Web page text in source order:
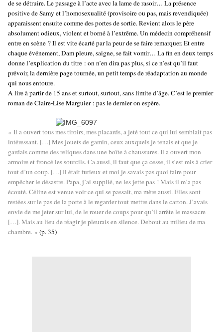
de se détruire. Le passage à l’acte avec la lame de rasoir… La présence
positive de Samy et l’homosexualité (provisoire ou pas, mais revendiquée)
apparaissent ensuite comme des portes de sortie. Revient alors le père
absolument odieux, violent et borné à l’extrême. Un médecin compréhensif
entre en scène ? Il est vite écarté par la peur de se faire remarquer. Et entre
chaque événement, Dam pleure, saigne, se fait vomir… La fin en deux temps
donne l’explication du titre : on n’en dira pas plus, si ce n’est qu’il faut
prévoir, la dernière page tournée, un petit temps de réadaptation au monde
qui nous entoure.
A lire à partir de 15 ans et surtout, surtout, sans limite d’âge. C’est le premier
roman de Claire-Lise Marguier : pas le dernier on espère.
« Il a ouvert tous mes tiroirs, mes placards, a jeté tout ce qui lui semblait pas
intéressant. […] Mes jouets de gamin, ceux auxquels je tenais et que je
gardais comme des reliques dans une boîte à chaussures. Il a ouvert mon
armoire et froncé les sourcils. Ca aussi, il faut que ça cesse, il s’est mis à crier
tout d’un coup. […] Il était furieux et moi je savais pas quoi faire pour
empêcher le désastre. Papa, j’ai supplié, ne les jette pas ! Mais il m’a pas
écouté. Céline est venue voir ce qui se passait, ma mère aussi. Elles sont
restées sur le pas de la porte à le regarder tout mettre dans le carton. J’avais
envie de me jeter sur lui, de le rouer de coups pour qu’il arrête le massacre
[…]. Mais au lieu de réagir je pleurais en silence. Debout au milieu de ma
chambre. » (p. 35)